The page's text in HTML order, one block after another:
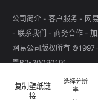
复制壁纸链
接
选择分辨
率
公司简介 - 客户服务 - 网
- 联系我们 - 商务合作 -
网易公司版权所有
粤B2-20090191